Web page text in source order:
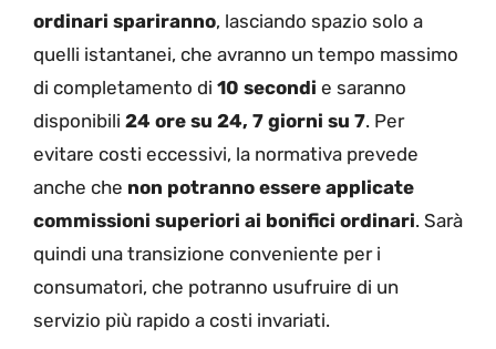
ordinari spariranno, lasciando spazio solo a
quelli istantanei, che avranno un tempo massimo
di completamento di 10 secondi e saranno
disponibili 24 ore su 24, 7 giorni su 7. Per
evitare costi eccessivi, la normativa prevede
anche che non potranno essere applicate
commissioni superiori ai bonifici ordinari. Sarà
quindi una transizione conveniente per i
consumatori, che potranno usufruire di un
servizio più rapido a costi invariati.